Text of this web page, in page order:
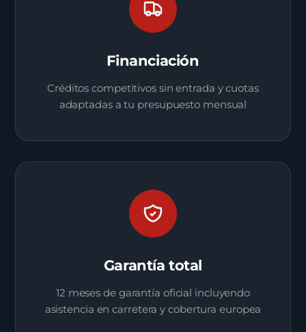
Financiación
Créditos competitivos sin entrada y cuotas
adaptadas a tu presupuesto mensual
Garantía total
12 meses de garantía oficial incluyendo
asistencia en carretera y cobertura europea